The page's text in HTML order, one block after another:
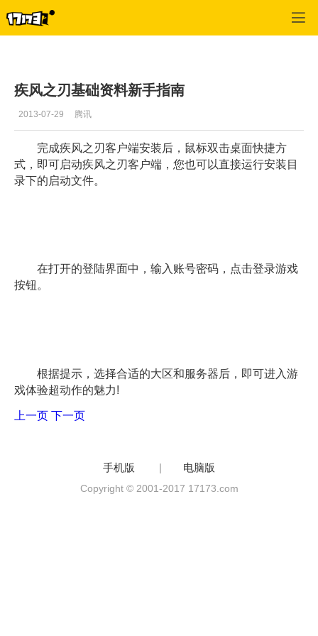
疾风之刃基础资料新手指南
2013-07-29 腾讯
完成疾风之刃客户端安装后，鼠标双击桌面快捷方
式，即可启动疾风之刃客户端，您也可以直接运行安装目
录下的启动文件。
在打开的登陆界面中，输入账号密码，点击登录游戏
按钮。
根据提示，选择合适的大区和服务器后，即可进入游
戏体验超动作的魅力!
上一页 下一页
手机版 电脑版
Copyright © 2001-2017 17173.com